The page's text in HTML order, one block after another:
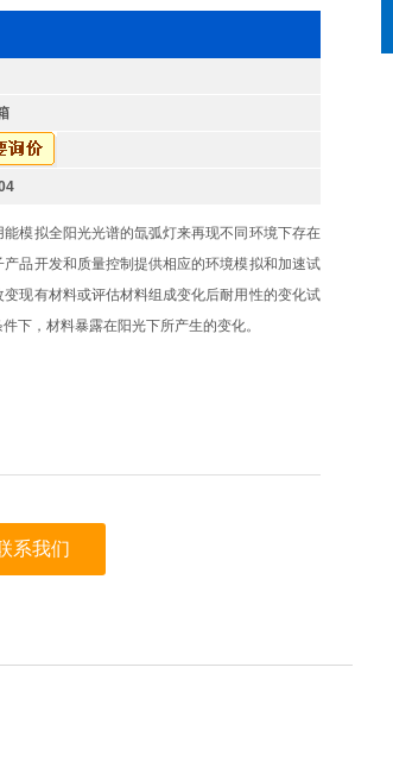
模拟全阳光光谱的氙弧灯来再现不同环境下存在
品开发和质量控制提供相应的环境模拟和加速试
现有材料或评估材料组成变化后耐用性的变化试
下，材料暴露在阳光下所产生的变化。
系我们